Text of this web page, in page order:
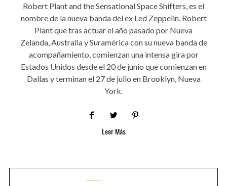
Robert Plant and the Sensational Space Shifters, es el
nombre de la nueva banda del ex Led Zeppelin, Robert
Plant que tras actuar el año pasado por Nueva
Zelanda, Australia y Suramérica con su nueva banda de
acompañamiento, comienzan una intensa gira por
Estados Unidos desde el 20 de junio que comienzan en
Dallas y terminan el 27 de julio en Brooklyn, Nueva
York.
Leer Más